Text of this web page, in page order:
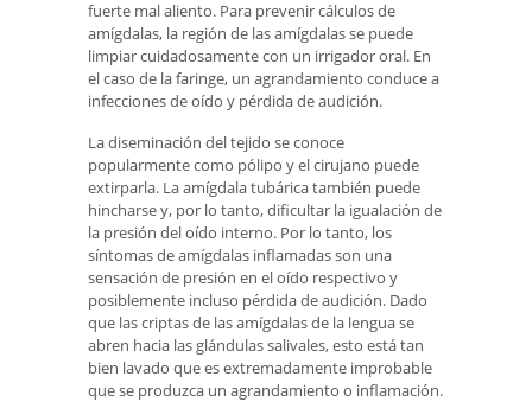
fuerte mal aliento. Para prevenir cálculos de
amígdalas, la región de las amígdalas se puede
limpiar cuidadosamente con un irrigador oral. En
el caso de la faringe, un agrandamiento conduce a
infecciones de oído y pérdida de audición.
La diseminación del tejido se conoce
popularmente como pólipo y el cirujano puede
extirparla. La amígdala tubárica también puede
hincharse y, por lo tanto, dificultar la igualación de
la presión del oído interno. Por lo tanto, los
síntomas de amígdalas inflamadas son una
sensación de presión en el oído respectivo y
posiblemente incluso pérdida de audición. Dado
que las criptas de las amígdalas de la lengua se
abren hacia las glándulas salivales, esto está tan
bien lavado que es extremadamente improbable
que se produzca un agrandamiento o inflamación.